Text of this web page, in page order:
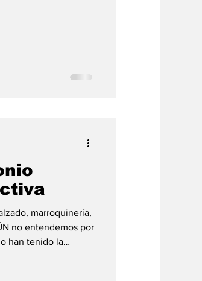
tal
marroquinería,
no entendemos por
han tenido la